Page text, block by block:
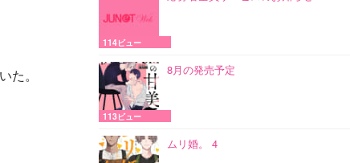
た。
114ビュー
8月の発売予定
113ビュー
ムリ婚。 4